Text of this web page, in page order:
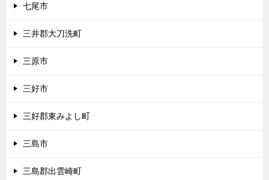
七尾市
三井郡大刀洗町
三原市
三好市
三好郡東みよし町
三島市
三島郡出雲崎町